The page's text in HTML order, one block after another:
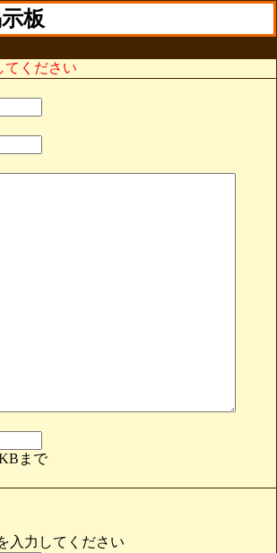
板
てください
まで
入力してください